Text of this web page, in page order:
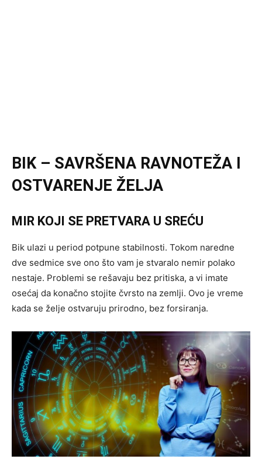
BIK – SAVRŠENA RAVNOTEŽA I
OSTVARENJE ŽELJA
MIR KOJI SE PRETVARA U SREĆU
Bik ulazi u period potpune stabilnosti. Tokom naredne
dve sedmice sve ono što vam je stvaralo nemir polako
nestaje. Problemi se rešavaju bez pritiska, a vi imate
osećaj da konačno stojite čvrsto na zemlji. Ovo je vreme
kada se želje ostvaruju prirodno, bez forsiranja.